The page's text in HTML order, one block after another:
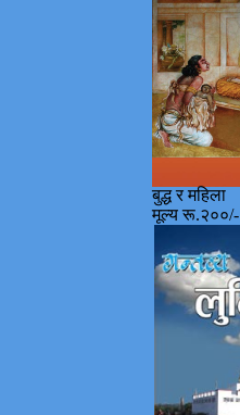
बुद्ध र महिला
मूल्य रू.२००/-